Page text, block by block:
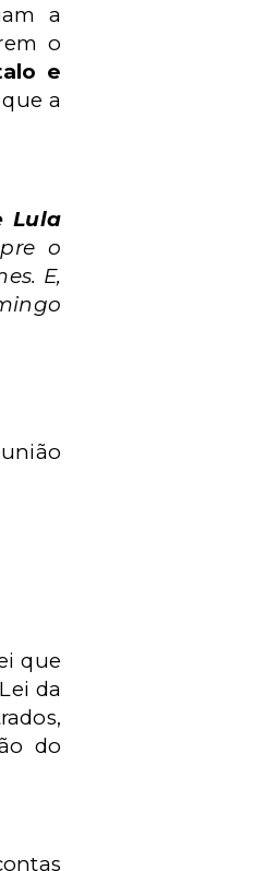
a
o
e
a
Lula
o
E,
que
da
do